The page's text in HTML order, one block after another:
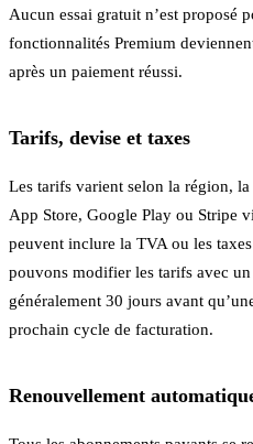
Aucun essai gratuit n’est proposé
fonctionnalités Premium
après un paiement réussi.
Tarifs, devise et taxes
Les tarifs varient selon la région,
App Store, Google Play ou Stripe
peuvent inclure la TVA ou les
pouvons modifier les tarifs avec
généralement 30 jours avant
prochain cycle de facturation.
Renouvellement